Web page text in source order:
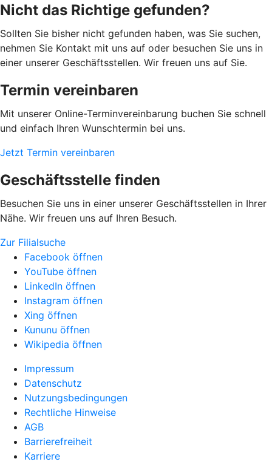
Nicht das Richtige gefunden?
Sollten Sie bisher nicht gefunden haben, was Sie suchen,
nehmen Sie Kontakt mit uns auf oder besuchen Sie uns in
einer unserer Geschäftsstellen. Wir freuen uns auf Sie.
Termin vereinbaren
Mit unserer Online-Terminvereinbarung buchen Sie schnell
und einfach Ihren Wunschtermin bei uns.
Jetzt Termin vereinbaren
Geschäftsstelle finden
Besuchen Sie uns in einer unserer Geschäftsstellen in Ihrer
Nähe. Wir freuen uns auf Ihren Besuch.
Zur Filialsuche
Facebook öffnen
YouTube öffnen
LinkedIn öffnen
Instagram öffnen
Xing öffnen
Kununu öffnen
Wikipedia öffnen
Impressum
Datenschutz
Nutzungsbedingungen
Rechtliche Hinweise
AGB
Barrierefreiheit
Karriere